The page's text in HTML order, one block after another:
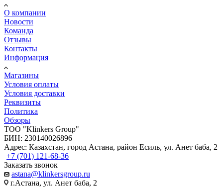
О компании
Новости
Команда
Отзывы
Контакты
Информация
Магазины
Условия оплаты
Условия доставки
Реквизиты
Политика
Обзоры
TOO "Klinkers Group"
БИН: 230140026896
Адрес: Казахстан, город Астана, район Есиль, ул. Анет баба, 2
+7 (701) 121-68-36
Заказать звонок
astana@klinkersgroup.ru
г.Астана, ул. Анет баба, 2